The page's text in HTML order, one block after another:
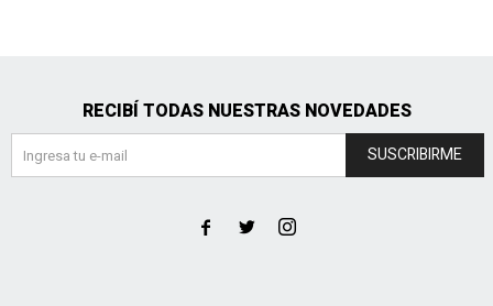
RECIBÍ TODAS NUESTRAS NOVEDADES
SUSCRIBIRME
  